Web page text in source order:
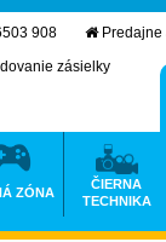
908
Predajne
zásielky
ZÓNA
ČIERNA
TECHNIKA